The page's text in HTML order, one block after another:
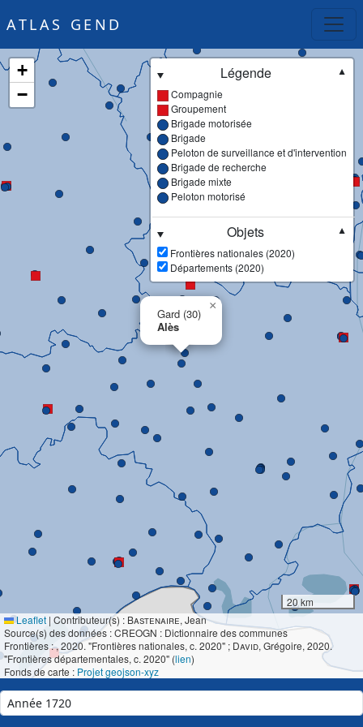
ATLAS GEND
Gard (30)
Alès
×
+
−
Légende
▼
Compagnie
Groupement
Brigade motorisée
Brigade
Peloton de surveillance et d'intervention
Brigade de recherche
Brigade mixte
Peloton motorisé
Objets
▼
Frontières nationales (2020)
Départements (2020)
20 km
Leaflet | Contributeur(s) : Bastenaire, Jean
Source(s) des données : CREOGN : Dictionnaire des communes
Frontières :, 2020. "Frontières nationales, c. 2020" ; David, Grégoire, 2020.
"Frontières départementales, c. 2020" (lien)
Fonds de carte : Projet geojson-xyz